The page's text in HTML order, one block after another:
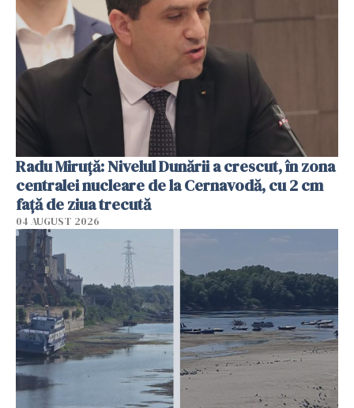
Radu Miruţă: Nivelul Dunării a crescut, în zona
centralei nucleare de la Cernavodă, cu 2 cm
faţă de ziua trecută
04 AUGUST 2026